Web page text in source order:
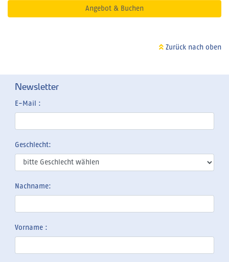
Angebot & Buchen
Zurück nach oben
Newsletter
E-Mail :
Geschlecht:
Nachname:
Vorname :